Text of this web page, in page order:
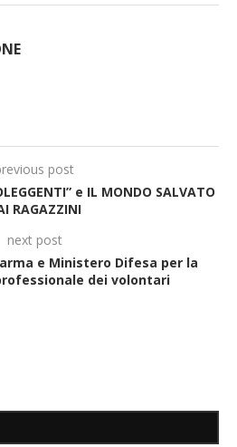
post
e IL MONDO SALVATO
RAGAZZINI
next post
e Ministero Difesa per la
dei volontari